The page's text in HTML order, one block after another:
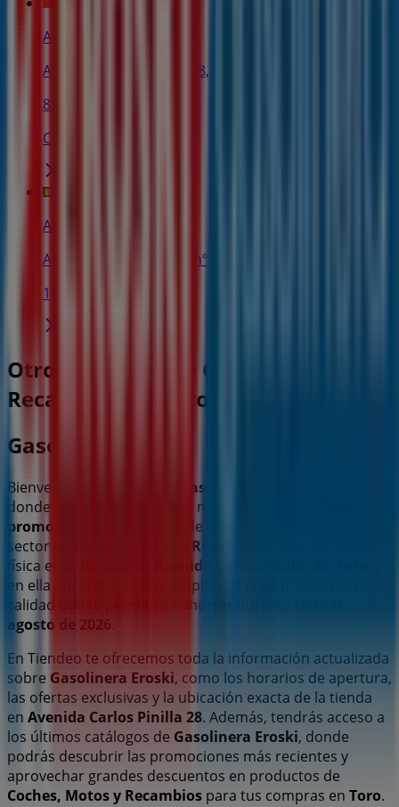
Autoservicios Familia
Avenida Carlos Pinilla 28, Toro
85 m
Cerrado
Ahorro Total
Avenida Carlos Pinilla, nº 45, Toro
141 m
Otros negocios de Coches, Motos y
Recambios en Toro
Gasolinera Eroski
Bienvenido a la tienda de Gasolinera Eroski
donde podrás descubrir las mejores
promociones
de esta destacada marca del
sector de
Coches, Motos y Recambios
física está ubicada en
Avenida Carlos Pinilla 28
en ella encontrarás una amplia gama de productos de
calidad que te permitirán ahorrar durante todo el
agosto de 2026
En Tiendeo te ofrecemos toda la información actualizada
sobre Gasolinera Eroski, como los horarios de apertura,
las ofertas exclusivas y la ubicación exacta de la tienda
en Avenida Carlos Pinilla 28. Además, tendrás acceso a
los últimos catálogos de Gasolinera Eroski, donde
podrás descubrir las promociones más recientes y
aprovechar grandes descuentos en productos de
Coches, Motos y Recambios para tus compras en Toro.